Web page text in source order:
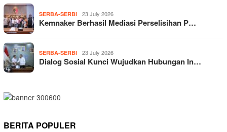
SERBA-SERBI 23 July 2026
Kemnaker Berhasil Mediasi Perselisihan P…
SERBA-SERBI 23 July 2026
Dialog Sosial Kunci Wujudkan Hubungan In…
BERITA POPULER